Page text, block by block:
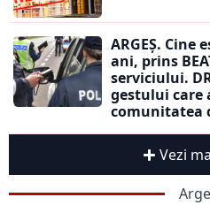
ARGEȘ. Cine
ani, prins
serviciului.
gestului care
comunitatea
Vezi